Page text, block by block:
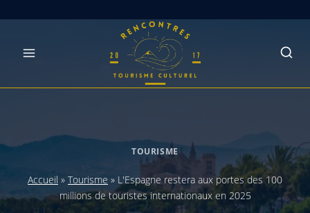
TOURISME
Accueil » Tourisme » L'Espagne restera aux portes des 100
millions de touristes internationaux en 2025